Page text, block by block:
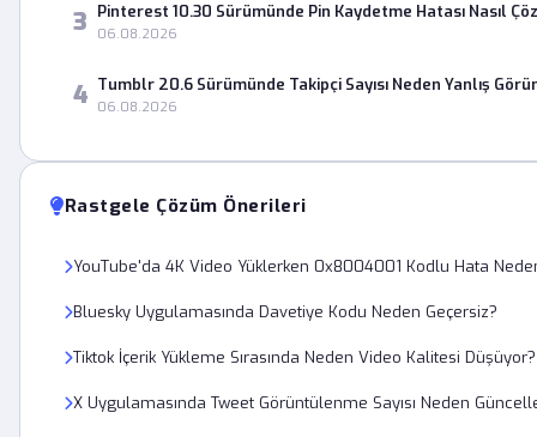
3 Pinterest 10.30 Sürümünde Pin Kaydetme Hatası Nasıl
06.08.2026
4 Tumblr 20.6 Sürümünde Takipçi Sayısı Neden Yanlış
06.08.2026
Rastgele Çözüm Önerileri
YouTube'da 4K Video Yüklerken 0x8004001 Kodlu Hata
Bluesky Uygulamasında Davetiye Kodu Neden Geçersiz?
Tiktok İçerik Yükleme Sırasında Neden Video Kalitesi Düşüyor?
X Uygulamasında Tweet Görüntülenme Sayısı Neden